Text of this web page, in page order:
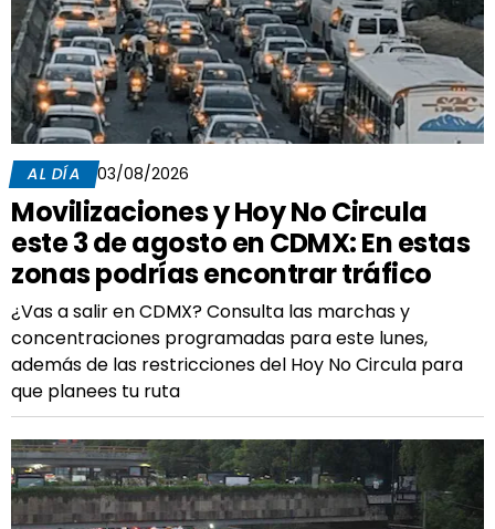
AL DÍA 03/08/2026
Movilizaciones y Hoy No Circula
este 3 de agosto en CDMX: En estas
zonas podrías encontrar tráfico
¿Vas a salir en CDMX? Consulta las marchas y
concentraciones programadas para este lunes,
además de las restricciones del Hoy No Circula para
que planees tu ruta